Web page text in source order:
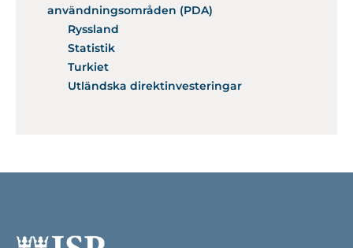
användningsområden (PDA)
Ryssland
Statistik
Turkiet
Utländska direktinvesteringar